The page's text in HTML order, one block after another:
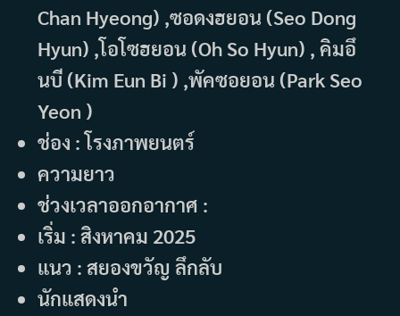
Chan Hyeong) ,ซอดงฮยอน (Seo Dong
Hyun) ,โอโซฮยอน (Oh So Hyun) , คิมอึ
นบี (Kim Eun Bi ) ,พัคซอยอน (Park Seo
Yeon )
ช่อง : โรงภาพยนตร์
ความยาว
ช่วงเวลาออกอากาศ :
เริ่ม : สิงหาคม 2025
แนว : สยองขวัญ ลึกลับ
นักแสดงนำ